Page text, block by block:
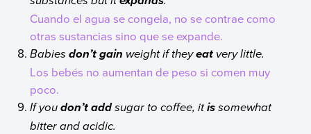
Cuando el agua se congela, no se contrae como
otras sustancias sino que se expande.
Babiesdon’t gain weight if theyeat very little.
Los bebés no aumentan de peso si comen muy
poco.
If youdon’t addsugar to coffee, itis somewhat
bitter and acidic.